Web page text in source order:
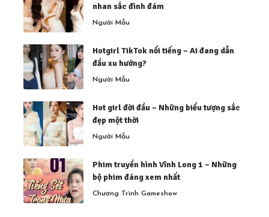
nhan sắc đình đám
Người Mẫu
Hotgirl TikTok nổi tiếng – Ai đang dẫn
đầu xu hướng?
Người Mẫu
Hot girl đời đầu – Những biểu tượng sắc
đẹp một thời
Người Mẫu
Phim truyền hình Vĩnh Long 1 – Những
bộ phim đáng xem nhất
Chương Trình Gameshow